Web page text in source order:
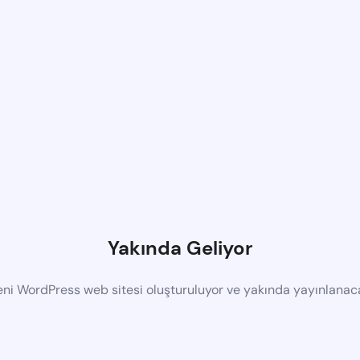
Yakında Geliyor
WordPress web sitesi oluşturuluyor ve yakında